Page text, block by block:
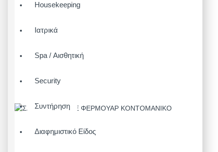
Housekeeping
Ιατρικά
Spa / Αισθητική
Security
Συντήρηση
Διαφημιστικό Είδος